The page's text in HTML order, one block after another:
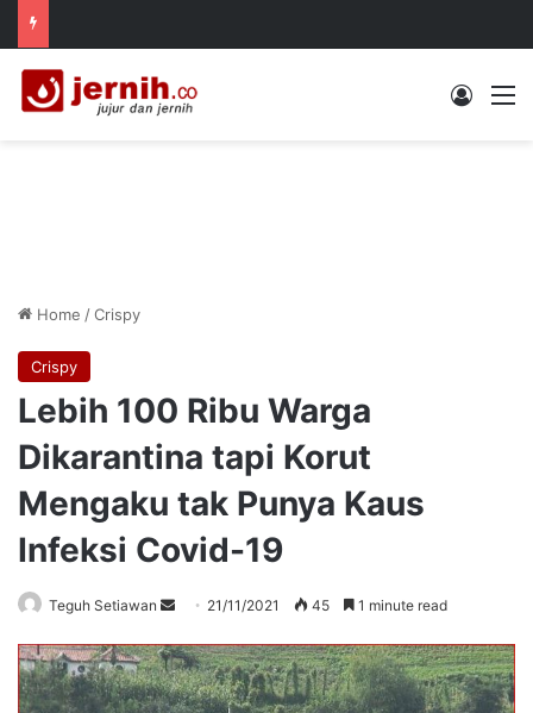
Log In
Home /Crispy
Crispy
Lebih 100 Ribu Warga
Dikarantina tapi Korut
Mengaku tak Punya Kaus
Infeksi Covid-19
Teguh Setiawan
Send
email
21/11/2021 45 1 minute read